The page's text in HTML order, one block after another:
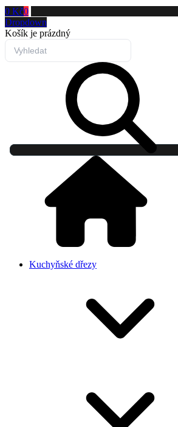
0 Kč0
Dropdown
Košík je prázdný
Kuchyňské dřezy